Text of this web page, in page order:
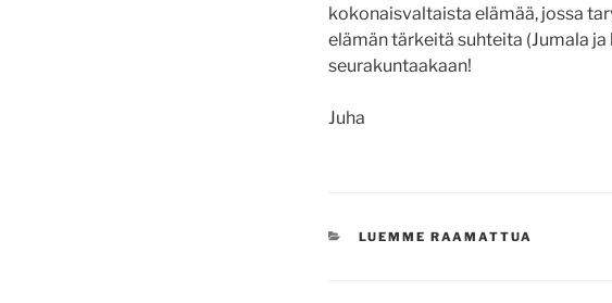
kokonaisvaltaista elämää, jossa
elämän tärkeitä suhteita (Jumala
seurakuntaakaan!
Juha
KATEGORIAT
LUEMME RAAMATTUA